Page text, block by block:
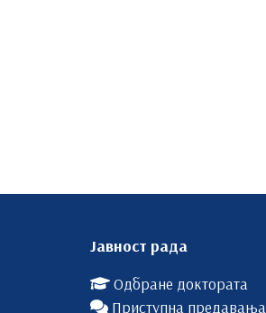
Јавност рада
Одбране доктората
Приступна предавања